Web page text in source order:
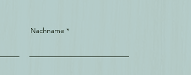
Nachname